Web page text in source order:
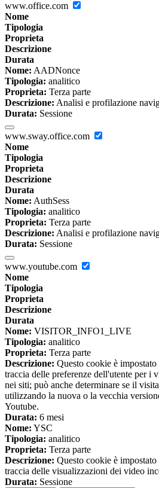
www.office.com
Nome
Tipologia
Proprieta
Descrizione
Durata
Nome: AADNonce
Tipologia: analitico
Proprieta: Terza parte
Descrizione: Analisi e profilazione
Durata: Sessione
www.sway.office.com
Nome
Tipologia
Proprieta
Descrizione
Durata
Nome: AuthSess
Tipologia: analitico
Proprieta: Terza parte
Descrizione: Analisi e profilazione
Durata: Sessione
www.youtube.com
Nome
Tipologia
Proprieta
Descrizione
Durata
Nome: VISITOR_INFO1_LIVE
Tipologia: analitico
Proprieta: Terza parte
Descrizione: Questo cookie è
traccia delle preferenze dell'utente per i
nei siti; può anche determinare se il
utilizzando la nuova o la vecchia
Youtube.
Durata: 6 mesi
Nome: YSC
Tipologia: analitico
Proprieta: Terza parte
Descrizione: Questo cookie è
traccia delle visualizzazioni dei video
Durata: Sessione